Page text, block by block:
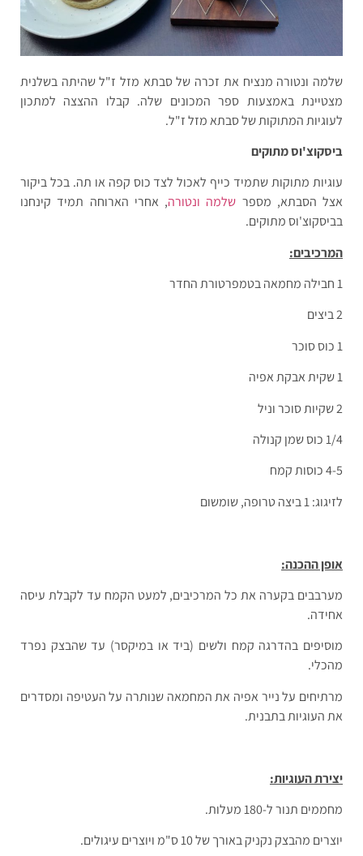
שלמה ונטורה מנציח את זכרה של סבתא מזל ז"ל שהיתה בשלנית
מצטיינת באמצעות ספר המכונים שלה. קבלו ההצצה למתכון
לעוגיות המתוקות של סבתא מזל ז"ל.
ביסקוצ'וס מתוקים
עוגיות מתוקות שתמיד כייף לאכול לצד כוס קפה או תה. בכל ביקור
אצל הסבתא, מספר שלמה ונטורה, אחרי הארוחה תמיד קינחנו
בביסקוצ'וס מתוקים.
המרכיבים:
1 חבילה מחמאה בטמפרטורת החדר
2 ביצים
1 כוס סוכר
1 שקית אבקת אפיה
2 שקיות סוכר וניל
1/4 כוס שמן קנולה
4-5 כוסות קמח
לזיגוג: 1 ביצה טרופה, שומשום
אופן ההכנה:
מערבבים בקערה את כל המרכיבים, למעט הקמח עד לקבלת עיסה
אחידה.
מוסיפים בהדרגה קמח ולשים (ביד או במיקסר) עד שהבצק נפרד
מהכלי.
מרתיחים על נייר אפיה את המחמאה שנותרה על העטיפה ומסדרים
את העוגיות בתבנית.
יצירת העוגיות:
מחממים תנור ל-180 מעלות.
יוצרים מהבצק נקניק באורך של 10 ס"מ ויוצרים עיגולים.